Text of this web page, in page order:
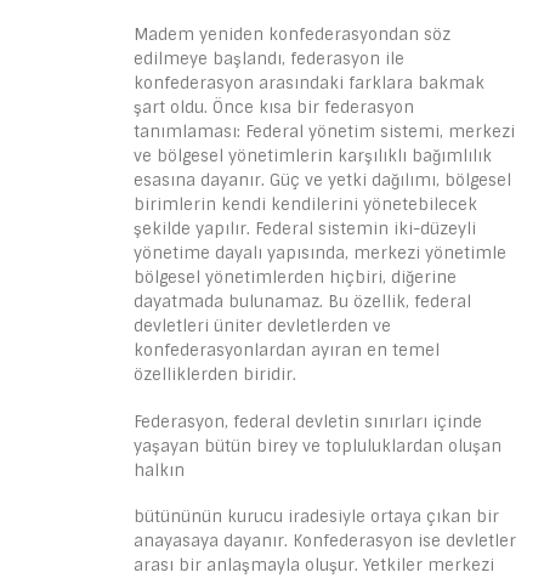
Madem yeniden konfederasyondan söz
edilmeye başlandı, federasyon ile
konfederasyon arasındaki farklara bakmak
şart oldu. Önce kısa bir federasyon
tanımlaması: Federal yönetim sistemi, merkezi
ve bölgesel yönetimlerin karşılıklı bağımlılık
esasına dayanır. Güç ve yetki dağılımı, bölgesel
birimlerin kendi kendilerini yönetebilecek
şekilde yapılır. Federal sistemin iki-düzeyli
yönetime dayalı yapısında, merkezi yönetimle
bölgesel yönetimlerden hiçbiri, diğerine
dayatmada bulunamaz. Bu özellik, federal
devletleri üniter devletlerden ve
konfederasyonlardan ayıran en temel
özelliklerden biridir.
Federasyon, federal devletin sınırları içinde
yaşayan bütün birey ve topluluklardan oluşan
halkın
bütününün kurucu iradesiyle ortaya çıkan bir
anayasaya dayanır. Konfederasyon ise devletler
arası bir anlaşmayla oluşur. Yetkiler merkezi